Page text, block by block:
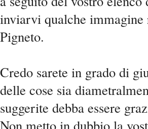
inviarvi qualche
Pigneto.
Credo sarete in grado di
delle cose sia
suggerite debba essere
Non metto in dubbio la